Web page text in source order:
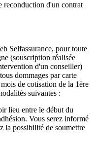
reconduction d'un contrat
Selfassurance, pour toute
(souscription réalisée
d'un conseiller)
dommages par carte
de cotisation de la 1ère
suivantes :
lieu entre le début du
Vous serez informé
la possibilité de soumettre